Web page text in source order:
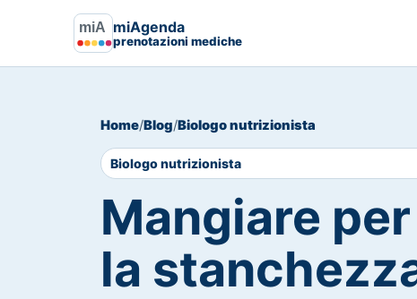
miAgenda
prenotazioni mediche
Home/Blog/Biologo nutrizionista
Biologo nutrizionista
Mangiare
la